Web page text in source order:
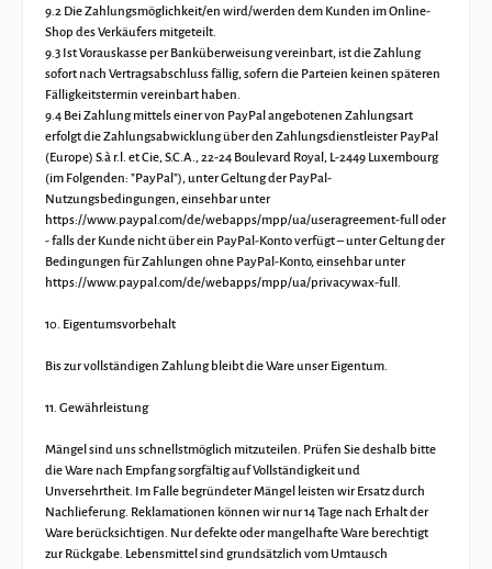
9.2 Die Zahlungsmöglichkeit/en wird/werden dem Kunden im Online-
Shop des Verkäufers mitgeteilt.
9.3 Ist Vorauskasse per Banküberweisung vereinbart, ist die Zahlung
sofort nach Vertragsabschluss fällig, sofern die Parteien keinen späteren
Fälligkeitstermin vereinbart haben.
9.4 Bei Zahlung mittels einer von PayPal angebotenen Zahlungsart
erfolgt die Zahlungsabwicklung über den Zahlungsdienstleister PayPal
(Europe) S.à r.l. et Cie, S.C.A., 22-24 Boulevard Royal, L-2449 Luxembourg
(im Folgenden: "PayPal"), unter Geltung der PayPal-
Nutzungsbedingungen, einsehbar unter
https://www.paypal.com/de/webapps/mpp/ua/useragreement-full oder
- falls der Kunde nicht über ein PayPal-Konto verfügt – unter Geltung der
Bedingungen für Zahlungen ohne PayPal-Konto, einsehbar unter
https://www.paypal.com/de/webapps/mpp/ua/privacywax-full.
10. Eigentumsvorbehalt
Bis zur vollständigen Zahlung bleibt die Ware unser Eigentum.
11. Gewährleistung
Mängel sind uns schnellstmöglich mitzuteilen. Prüfen Sie deshalb bitte
die Ware nach Empfang sorgfältig auf Vollständigkeit und
Unversehrtheit. Im Falle begründeter Mängel leisten wir Ersatz durch
Nachlieferung. Reklamationen können wir nur 14 Tage nach Erhalt der
Ware berücksichtigen. Nur defekte oder mangelhafte Ware berechtigt
zur Rückgabe. Lebensmittel sind grundsätzlich vom Umtausch